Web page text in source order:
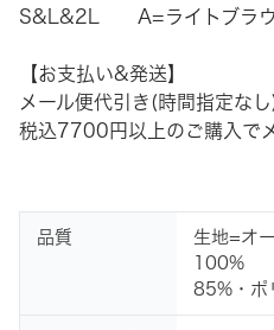
S&L&2L A=ライトブラウ
【お支払い&発送】
メール便代引き(時間指定な
税込7700円以上のご購入で
品質
生地=オ
100%
85%・